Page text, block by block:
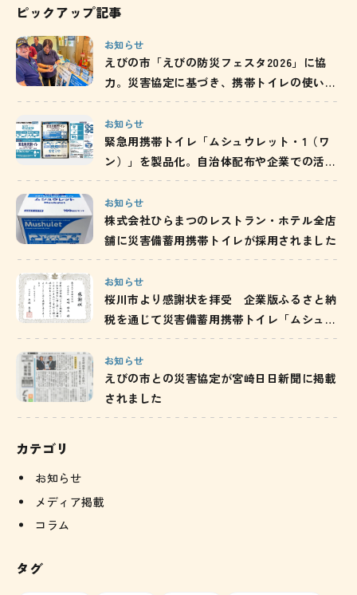
ピックアップ記事
お知らせ
えびの市「えびの防災フェスタ2026」に協
力。災害協定に基づき、携帯トイレの使い方
と備蓄の重要性を発信
お知らせ
緊急用携帯トイレ「ムシュウレット・1（ワ
ン）」を製品化。自治体配布や企業での活用
を通じ、防災備蓄の啓発を推進
お知らせ
株式会社ひらまつのレストラン・ホテル全店
舗に災害備蓄用携帯トイレが採用されました
お知らせ
桜川市より感謝状を拝受 企業版ふるさと納
税を通じて災害備蓄用携帯トイレ「ムシュウ
レット」を寄附／茨城県
お知らせ
えびの市との災害協定が宮崎日日新聞に掲載
されました
カテゴリ
お知らせ
メディア掲載
コラム
タグ